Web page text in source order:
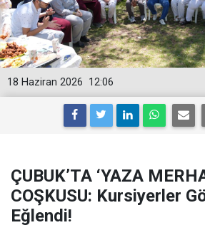
12:06
18 Haziran 2026
ÇUBUK’TA ‘YAZA
COŞKUSU: Kursiyerler
Eğlendi!